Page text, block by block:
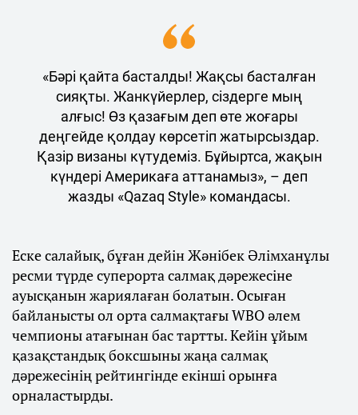
«Бәрі қайта басталды! Жақсы басталған
сияқты. Жанкүйерлер, сіздерге мың
алғыс! Өз қазағым деп өте жоғары
деңгейде қолдау көрсетіп жатырсыздар.
Қазір визаны күтудеміз. Бұйыртса, жақын
күндері Америкаға аттанамыз», – деп
жазды «Qazaq Style» командасы.
Еске салайық, бұған дейін Жәнібек Әлімханұлы
ресми түрде суперорта салмақ дәрежесіне
ауысқанын жариялаған болатын. Осыған
байланысты ол орта салмақтағы WBO әлем
чемпионы атағынан бас тартты. Кейін ұйым
қазақстандық боксшыны жаңа салмақ
дәрежесінің рейтингінде екінші орынға
орналастырды.